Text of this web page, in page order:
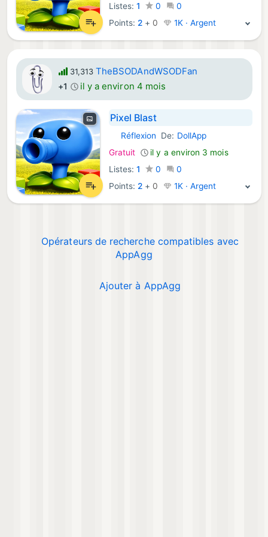
Listes:1 0
0
Points: 2 + 0 1K · Argent
31,313 TheBSODAndWSODFan
+1 il y a environ 4 mois
Pixel Blast
Android Jeux:
Réflexion De: DollApp
Gratuit
il y a environ 3 mois
Listes:1 0
0
Points: 2 + 0 1K · Argent
Opérateurs de recherche compatibles avec
AppAgg
Ajouter à AppAgg